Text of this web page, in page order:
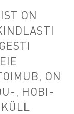
ON
ON
, HOBI-